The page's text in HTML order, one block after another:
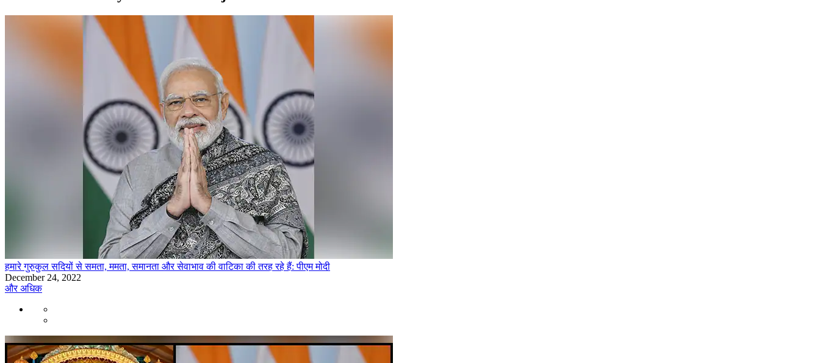
हमारे गुरुकुल सदियों से समता, ममता, समानता और सेवाभाव की वाटिका की तरह रहे हैं: पीएम मोदी
December 24, 2022
और अधिक